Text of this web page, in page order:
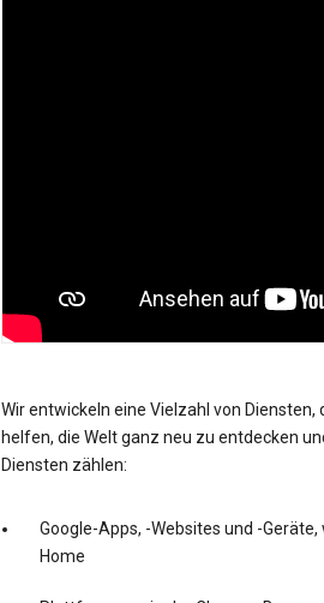
Wir entwickeln eine Vielzahl von
helfen, die Welt ganz neu zu entdecken
Diensten zählen:
Google-Apps, -Websites und -
Home